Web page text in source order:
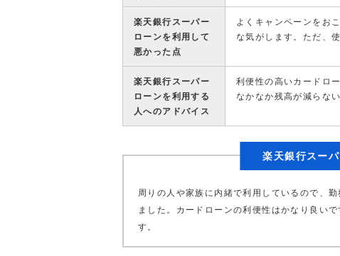
楽天銀行スーパー
ローンを利用して
悪かった点
よくキャンペーンをお
な気がします。ただ、
楽天銀行スーパー
ローンを利用する
人へのアドバイス
利便性の高いカードロ
なかなか残高が減らな
楽天銀行スー
周りの人や家族に内緒で利用しているので、
ました。カードローンの利便性はかなり良い
す。